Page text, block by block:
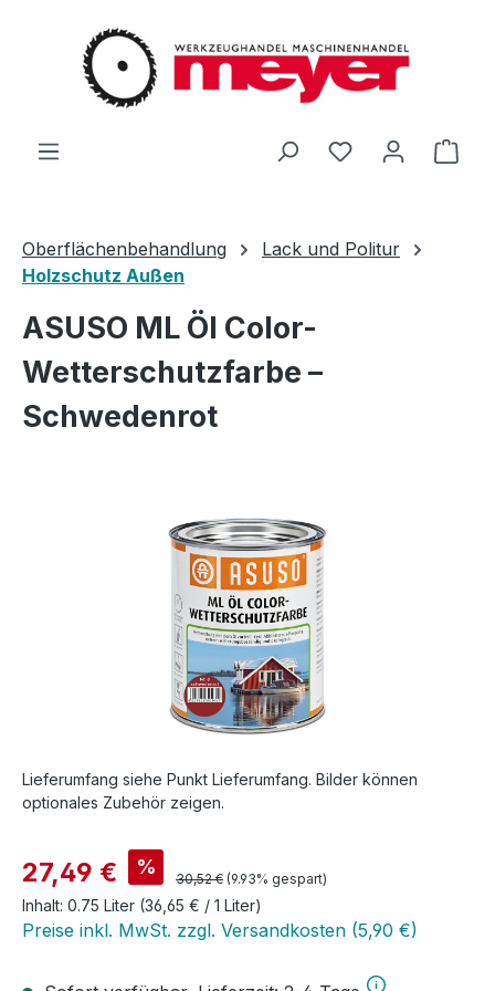
Zum Hauptinhalt springen
Du hast 0
Oberflächenbehandlung
Lack und Politur
Holzschutz Außen
ASUSO ML Öl Color-
Wetterschutzfarbe –
Schwedenrot
Bildergalerie überspringen
Lieferumfang siehe Punkt Lieferumfang. Bilder können
optionales Zubehör zeigen.
Verkaufspreis:
27,49 € % Regulärer Preis:
30,52 € (9.93% gespart)
Inhalt: 0.75 Liter (36,65 € / 1 Liter)
Preise inkl. MwSt. zzgl. Versandkosten (5,90 €)